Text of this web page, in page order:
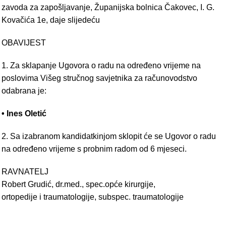
zavoda za zapošljavanje, Županijska bolnica Čakovec, I. G.
Kovačića 1e, daje slijedeću
OBAVIJEST
1. Za sklapanje Ugovora o radu na određeno vrijeme na
poslovima Višeg stručnog savjetnika za računovodstvo
odabrana je:
• Ines Oletić
2. Sa izabranom kandidatkinjom sklopit će se Ugovor o radu
na određeno vrijeme s probnim radom od 6 mjeseci.
RAVNATELJ
Robert Grudić, dr.med., spec.opće kirurgije,
ortopedije i traumatologije, subspec. traumatologije